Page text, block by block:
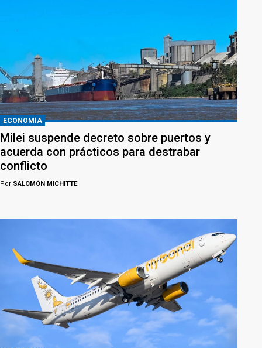
ECONOMÍA
Milei suspende decreto sobre puertos y
acuerda con prácticos para destrabar
conflicto
Por SALOMÓN MICHITTE